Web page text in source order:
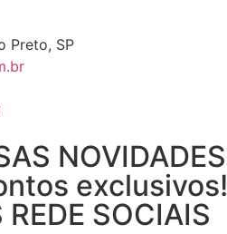
Preto, SP
exclusivos!
SOCIAIS